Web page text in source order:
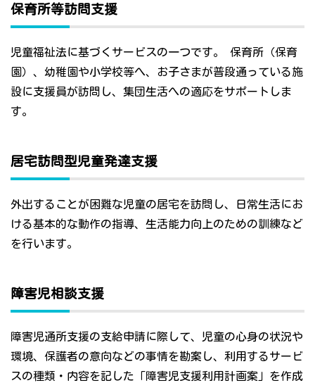
保育所等訪問支援
児童福祉法に基づくサービスの一つです。 保育所（保育
園）、幼稚園や小学校等へ、お子さまが普段通っている施
設に支援員が訪問し、集団生活への適応をサポートしま
す。
居宅訪問型児童発達支援
外出することが困難な児童の居宅を訪問し、日常生活にお
ける基本的な動作の指導、生活能力向上のための訓練など
を行います。
障害児相談支援
障害児通所支援の支給申請に際して、児童の心身の状況や
環境、保護者の意向などの事情を勘案し、利用するサービ
スの種類・内容を記した「障害児支援利用計画案」を作成